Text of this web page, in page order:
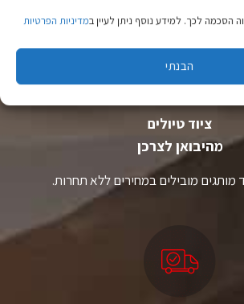
הסכמה לכך. למידע נוסף ניתן לעיין במדיניות הפרטיות
הבנתי
לבחור
האפשרויות
המוצר
ציוד טיולים
מהיבואן לצרכן
מותגים מובילים במחירים ללא תחרות.